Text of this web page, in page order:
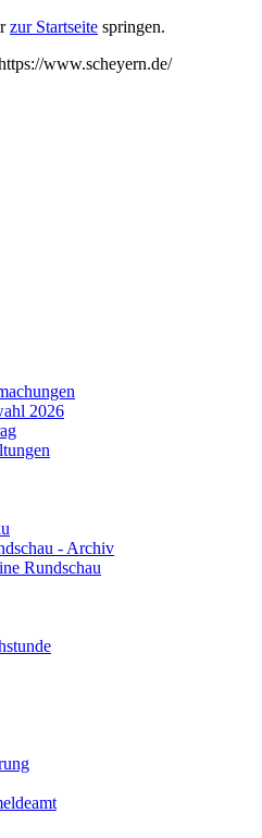
zur Startseite springen.
www.scheyern.de/
2026
- Archiv
Rundschau